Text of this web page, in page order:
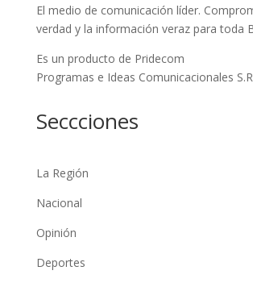
El medio de comunicación líder.
verdad y la información veraz para toda
Es un producto de Pridecom
Programas e Ideas Comunicacionales
Seccciones
La Región
Nacional
Opinión
Deportes